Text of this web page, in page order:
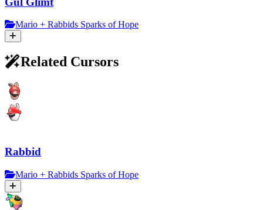
Mario + Rabbids Sparks of Hope
Related Cursors
Rabbid
Mario + Rabbids Sparks of Hope